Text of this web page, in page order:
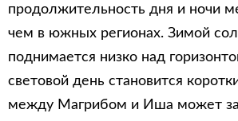
продолжительность дня и ночи
чем в южных регионах. Зимой
поднимается низко над
световой день становится
между Магрибом и Иша может